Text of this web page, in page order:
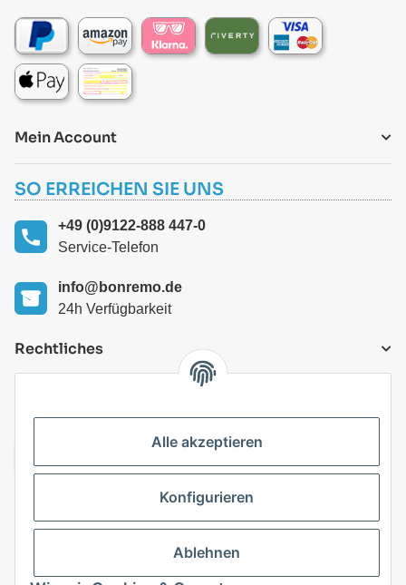
Mein Account
SO ERREICHEN SIE UNS
+49 (0)9122-888 447-0
Service-Telefon
info@bonremo.de
24h Verfügbarkeit
Rechtliches
Vertrag widerrufen
Alle akzeptieren
Konfigurieren
Ablehnen